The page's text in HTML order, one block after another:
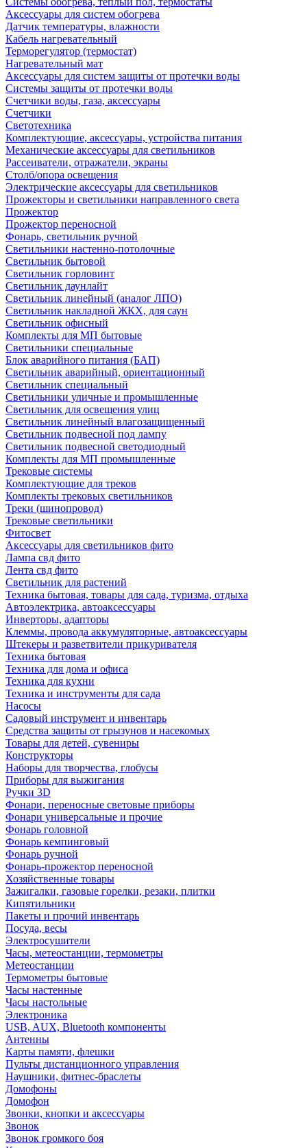
Аксессуары для систем обогрева
Датчик температуры, влажности
Кабель нагревательный
Терморегулятор (термостат)
Нагревательный мат
Аксессуары для систем защиты от протечки воды
Системы защиты от протечки воды
Счетчики воды, газа, аксессуары
Счетчики
Светотехника
Комплектующие, аксессуары, устройства питания
Механические аксессуары для светильников
Рассеиватели, отражатели, экраны
Столб/опора освещения
Электрические аксессуары для светильников
Прожекторы и светильники направленного света
Прожектор
Прожектор переносной
Фонарь, светильник ручной
Светильники настенно-потолочные
Светильник бытовой
Светильник горловинт
Светильник даунлайт
Светильник линейный (аналог ЛПО)
Светильник накладной ЖКХ, для саун
Светильник офисный
Комплекты для МП бытовые
Светильники специальные
Блок аварийного питания (БАП)
Светильник аварийный, ориентационный
Светильник специальный
Светильники уличные и промышленные
Светильник для освещения улиц
Светильник линейный влагозащищенный
Светильник подвесной под лампу
Светильник подвесной светодиодный
Комплекты для МП промышленные
Трековые системы
Комплектующие для треков
Комплекты трековых светильников
Треки (шинопровод)
Трековые светильники
Фитосвет
Аксессуары для светильников фито
Лампа свд фито
Лента свд фито
Светильник для растений
Техника бытовая, товары для сада, туризма, отдыха
Автоэлектрика, автоаксессуары
Инверторы, адапторы
Клеммы, провода аккумуляторные, автоаксессуары
Штекеры и разветвители прикуривателя
Техника бытовая
Техника для дома и офиса
Техника для кухни
Техника и инструменты для сада
Насосы
Садовый инструмент и инвентарь
Средства защиты от грызунов и насекомых
Товары для детей, сувениры
Конструкторы
Наборы для творчества, глобусы
Приборы для выжигания
Ручки 3D
Фонари, переносные световые приборы
Фонари универсальные и прочие
Фонарь головной
Фонарь кемпинговый
Фонарь ручной
Фонарь-прожектор переносной
Хозяйственные товары
Зажигалки, газовые горелки, резаки, плитки
Кипятильники
Пакеты и прочий инвентарь
Посуда, весы
Электросушители
Часы, метеостанции, термометры
Метеостанции
Термометры бытовые
Часы настенные
Часы настольные
Электроника
USB, AUX, Bluetooth компоненты
Антенны
Карты памяти, флешки
Пульты дистанционного управления
Наушники, фитнес-браслеты
Домофоны
Домофон
Звонки, кнопки и аксессуары
Звонок
Звонок громкого боя